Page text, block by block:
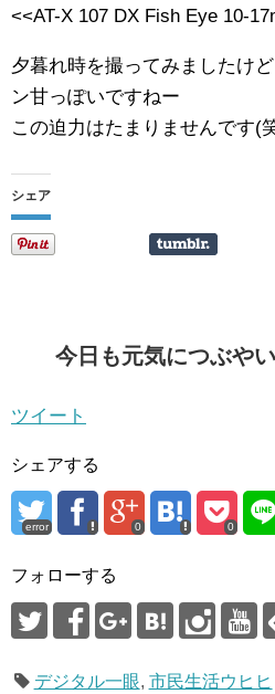
<<AT-X 107 DX Fish Eye 10-
夕暮れ時を撮ってみましたけ
ン甘っぽいですねー
この迫力はたまりませんです(
シェア
今日も元気につぶやい
ツイート
シェアする
error 0 0
フォローする
デジタル一眼, 市民生活ウヒヒ